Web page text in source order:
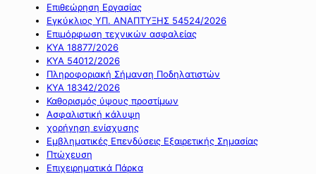
Επιθεώρηση Εργασίας
Εγκύκλιος ΥΠ. ΑΝΑΠΤΥΞΗΣ 54524/2026
Επιμόρφωση τεχνικών ασφαλείας
ΚΥΑ 18877/2026
ΚΥΑ 54012/2026
Πληροφοριακή Σήμανση Ποδηλατιστών
ΚΥΑ 18342/2026
Καθορισμός ύψους προστίμων
Ασφαλιστική κάλυψη
χορήγηση ενίσχυσης
Εμβληματικές Επενδύσεις Εξαιρετικής Σημασίας
Πτώχευση
Επιχειρηματικά Πάρκα